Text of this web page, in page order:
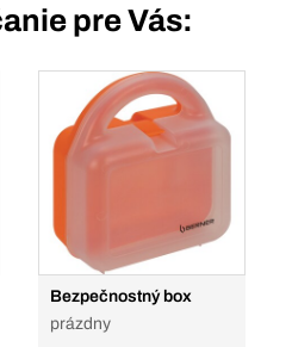
pre Vás:
Bezpečnostný box
prázdny